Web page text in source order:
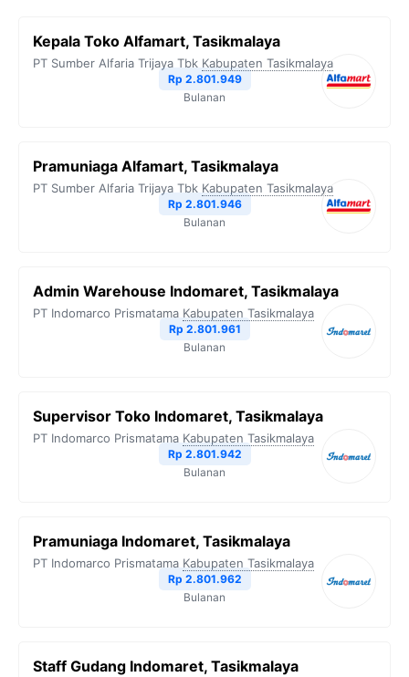
Kepala Toko Alfamart, Tasikmalaya
PT Sumber Alfaria Trijaya Tbk Kabupaten Tasikmalaya
Rp 2.801.949
Bulanan
Pramuniaga Alfamart, Tasikmalaya
PT Sumber Alfaria Trijaya Tbk Kabupaten Tasikmalaya
Rp 2.801.946
Bulanan
Admin Warehouse Indomaret, Tasikmalaya
PT Indomarco Prismatama Kabupaten Tasikmalaya
Rp 2.801.961
Bulanan
Supervisor Toko Indomaret, Tasikmalaya
PT Indomarco Prismatama Kabupaten Tasikmalaya
Rp 2.801.942
Bulanan
Pramuniaga Indomaret, Tasikmalaya
PT Indomarco Prismatama Kabupaten Tasikmalaya
Rp 2.801.962
Bulanan
Staff Gudang Indomaret, Tasikmalaya